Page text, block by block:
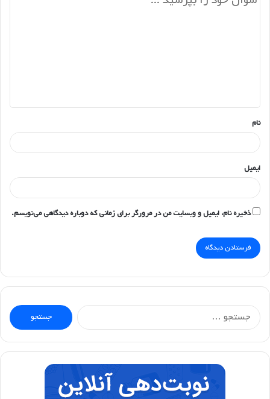
*
نام
ایمیل
ذخیره نام، ایمیل و وبسایت من در مرورگر برای زمانی که دوباره دیدگاهی می‌نویسم.
جستجو
برای: